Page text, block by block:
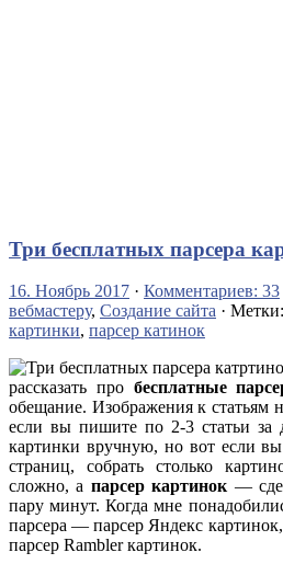
Три бесплатных парсера
16. Ноябрь 2017 · Комментариев: 33
вебмастеру, Создание сайта · Метки:
картинки, парсер катинок
рассказать пробесплатные
обещание. Изображения к статьям
если вы пишите по 2-3 статьи
картинки вручную, но вот если вы
страниц, собрать столько
сложно, а парсер картинок—
пару минут. Когда мне
парсера — парсер Яндекс
парсер Rambler картинок.